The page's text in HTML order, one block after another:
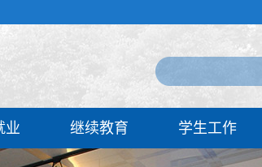
业 继续教育 学生工作